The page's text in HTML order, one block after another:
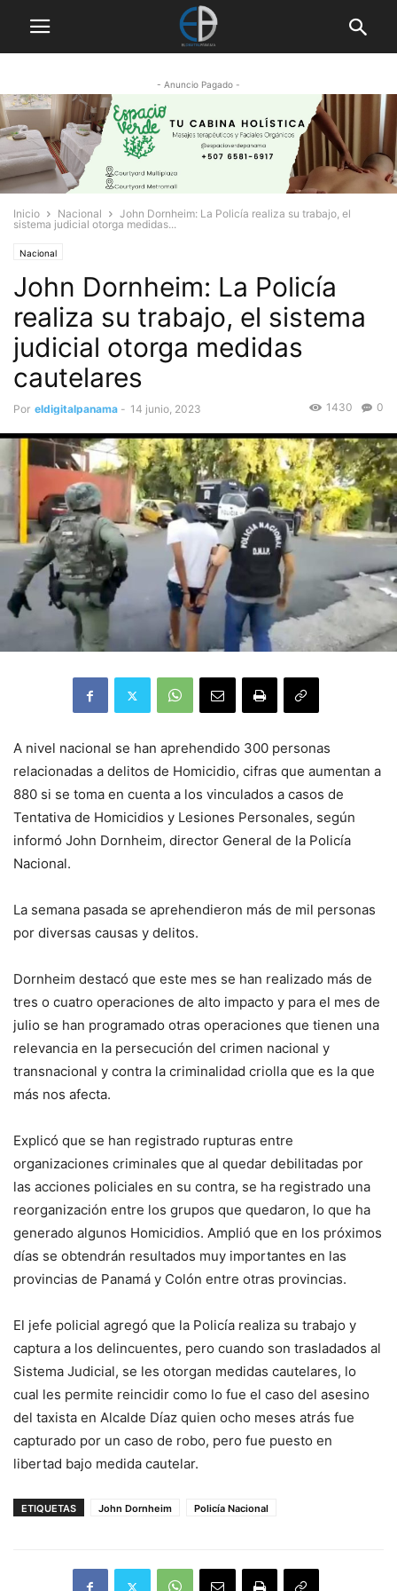
- Anuncio Pagado -
Inicio Nacional
John Dornheim: La Policía realiza su trabajo, el
sistema judicial otorga medidas...
Nacional
John Dornheim: La Policía
realiza su trabajo, el sistema
judicial otorga medidas
cautelares
Por eldigitalpanama - 14 junio, 2023 0
1430
A nivel nacional se han aprehendido 300 personas
relacionadas a delitos de Homicidio, cifras que aumentan a
880 si se toma en cuenta a los vinculados a casos de
Tentativa de Homicidios y Lesiones Personales, según
informó John Dornheim, director General de la Policía
Nacional.
La semana pasada se aprehendieron más de mil personas
por diversas causas y delitos.
Dornheim destacó que este mes se han realizado más de
tres o cuatro operaciones de alto impacto y para el mes de
julio se han programado otras operaciones que tienen una
relevancia en la persecución del crimen nacional y
transnacional y contra la criminalidad criolla que es la que
más nos afecta.
Explicó que se han registrado rupturas entre
organizaciones criminales que al quedar debilitadas por
las acciones policiales en su contra, se ha registrado una
reorganización entre los grupos que quedaron, lo que ha
generado algunos Homicidios. Amplió que en los próximos
días se obtendrán resultados muy importantes en las
provincias de Panamá y Colón entre otras provincias.
El jefe policial agregó que la Policía realiza su trabajo y
captura a los delincuentes, pero cuando son trasladados al
Sistema Judicial, se les otorgan medidas cautelares, lo
cual les permite reincidir como lo fue el caso del asesino
del taxista en Alcalde Díaz quien ocho meses atrás fue
capturado por un caso de robo, pero fue puesto en
libertad bajo medida cautelar.
ETIQUETAS John Dornheim Policía Nacional